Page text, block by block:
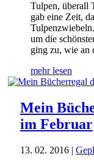
Tulpen, überall
gab eine Zeit,
um die
ging zu, wie an
mehr lesen
Mein
im Februar
13. 02. 2016 |